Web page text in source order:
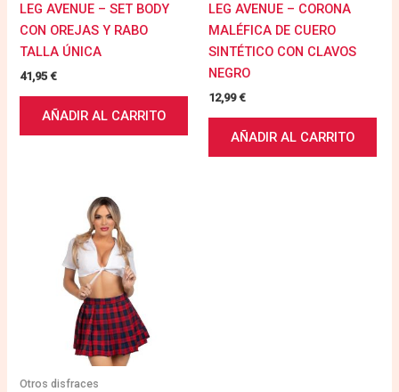
LEG AVENUE – SET BODY
CON OREJAS Y RABO
TALLA ÚNICA
41,95€
AÑADIR AL CARRITO
LEG AVENUE – CORONA
MALÉFICA DE CUERO
SINTÉTICO CON CLAVOS
NEGRO
12,99€
AÑADIR AL CARRITO
Otros disfraces